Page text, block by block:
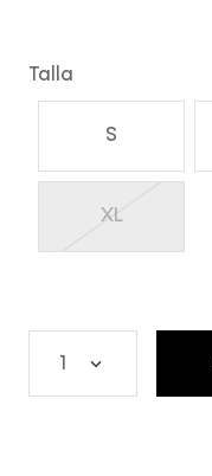
Talla
S
XL